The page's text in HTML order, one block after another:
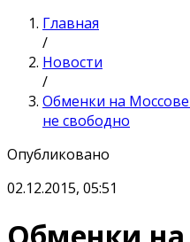
Главная
/
Новости
/
Обменки на
не свободно
Опубликовано
02.12.2015, 05:51